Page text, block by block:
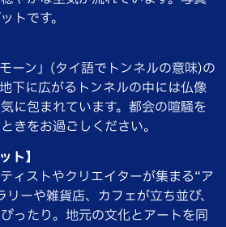
トです。
ーン」(タイ語でトンネルの意味)の
下に広がるトンネルの中には仏像
に包まれています。都会の喧騒を
きをお過ごしください。
ト】
ィストやクリエイターが集まる“ア
ーや雑貨店、カフェが立ち並び、
ったり。地元の文化とアートを同